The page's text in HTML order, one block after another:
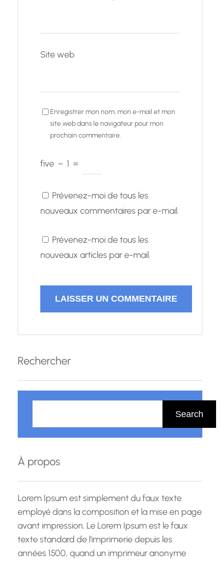
Site web
Enregistrer mon nom, mon e-mail et mon
site web dans le navigateur pour mon
prochain commentaire.
five − 1 =
Prévenez-moi de tous les
nouveaux commentaires par e-mail.
Prévenez-moi de tous les
nouveaux articles par e-mail.
Rechercher
h
r
c
h
Search
À propos
Lorem Ipsum est simplement du faux texte
employé dans la composition et la mise en page
avant impression. Le Lorem Ipsum est le faux
texte standard de l'imprimerie depuis les
années 1500, quand un imprimeur anonyme